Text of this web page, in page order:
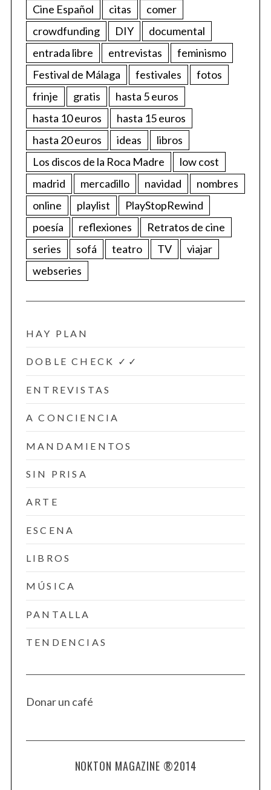
Cine Español
citas
comer
crowdfunding
DIY
documental
entrada libre
entrevistas
feminismo
Festival de Málaga
festivales
fotos
frinje
gratis
hasta 5 euros
hasta 10 euros
hasta 15 euros
hasta 20 euros
ideas
libros
Los discos de la Roca Madre
low cost
madrid
mercadillo navidad
nombres
online
playlist
PlayStopRewind
poesía
reflexiones
Retratos de cine
series
sofá teatro TV
viajar
webseries
HAY PLAN
DOBLE CHECK ✓✓
ENTREVISTAS
A CONCIENCIA
MANDAMIENTOS
SIN PRISA
ARTE
ESCENA
LIBROS
MÚSICA
PANTALLA
TENDENCIAS
Donar un café
NOKTON MAGAZINE ®2014